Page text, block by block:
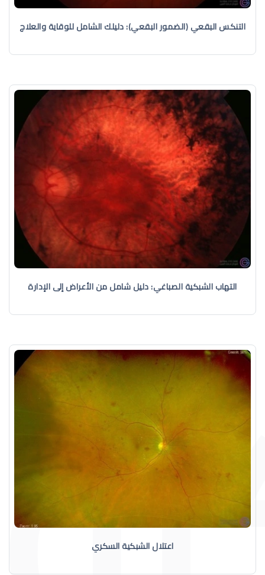
التنكس البقعي (الضمور البقعي): دليلك الشامل للوقاية والعلاج
التهاب الشبكية الصباغي: دليل شامل من الأعراض إلى الإدارة
اعتلال الشبكية السكري